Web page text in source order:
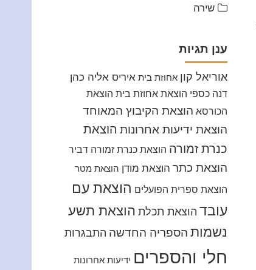
שירה
ענן תגיות
אוריאל קון אחוזת בית איריס אליה כהן
דנה כספי הוצאת אחוזת בית הוצאת
הכורסא הוצאת הקיבוץ המאוחד
הוצאת ידיעות אחרונות הוצאת
כנרת זמורה הוצאת כנרת זמורה דביר
הוצאת כתר הוצאת מודן הוצאת מטר
הוצאת ספרית הפועלים הוצאת עם
עובד הוצאת תכלת הוצאת תשע
נשמות הספריה החדשה התבגרות
חלי והספרים ידיעות אחרונות